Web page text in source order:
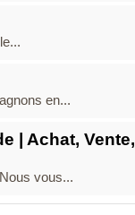
en...
| Achat, Vente,
vous...